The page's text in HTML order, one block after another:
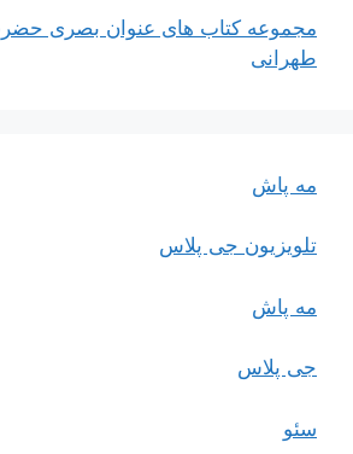
مجموعه کتاب های عنوان بصری
طهرانی
مه پاش
تلویزیون جی پلاس
مه پاش
جی پلاس
سئو